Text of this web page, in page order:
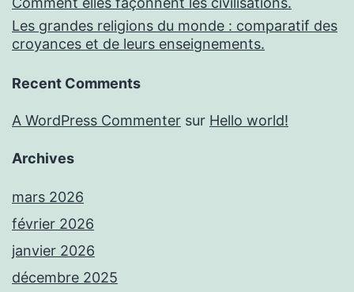
Les grandes religions du monde : comparatif des
croyances et de leurs enseignements.
Recent Comments
A WordPress Commenter sur Hello world!
Archives
mars 2026
février 2026
janvier 2026
décembre 2025